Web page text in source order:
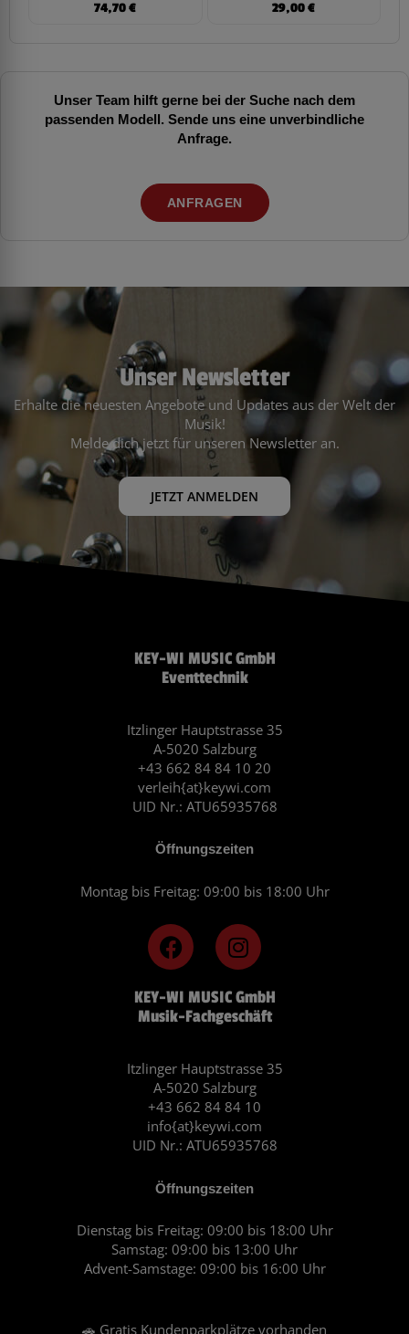
74,70€
29,00€
Unser Team hilft gerne bei der Suche nach dem
passenden Modell. Sende uns eine unverbindliche
Anfrage.
ANFRAGEN
Unser Newsletter
Erhalte die neuesten Angebote und Updates aus der Welt der
Musik!
Melde dich jetzt für unseren Newsletter an.
JETZT ANMELDEN
KEY-WI MUSIC GmbH
Musik-Fachgeschäft
Itzlinger Hauptstrasse 35
A-5020 Salzburg
+43 662 84 84 10
info{at}keywi.com
UID Nr.: ATU65935768
Öffnungszeiten
Dienstag bis Freitag: 09:00 bis 18:00 Uhr
Samstag: 09:00 bis 13:00 Uhr
Advent-Samstage: 09:00 bis 16:00 Uhr
🚗 Gratis Kundenparkplätze vorhanden
F
a
c
e
b
o
k
I
n
s
t
a
r
a
m
KEY-WI MUSIC GmbH
Eventtechnik
Itzlinger Hauptstrasse 35
A-5020 Salzburg
+43 662 84 84 10 20
verleih{at}keywi.com
UID Nr.: ATU65935768
Öffnungszeiten
Montag bis Freitag: 09:00 bis 18:00 Uhr